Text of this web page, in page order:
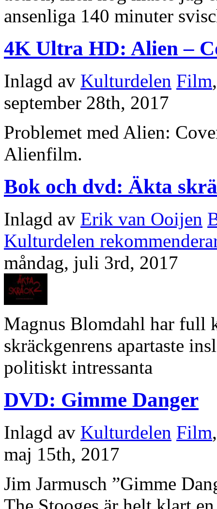
ansenliga 140 minuter
4K Ultra HD: Alien –
Inlagd av Kulturdelen Film
september 28th, 2017
Problemet med Alien:
Alienfilm.
Bok och dvd: Äkta
Inlagd av Erik van Ooijen
Kulturdelen
måndag, juli 3rd, 2017
Magnus Blomdahl har full
skräckgenrens apartaste
politiskt intressanta
DVD: Gimme Danger
Inlagd av Kulturdelen Film
maj 15th, 2017
Jim Jarmusch ”Gimme